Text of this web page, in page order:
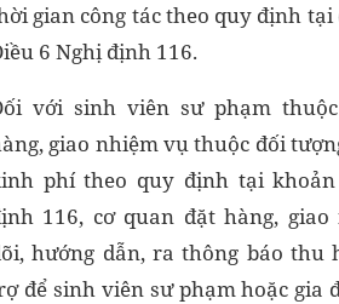
gian công tác theo quy định tại
6 Nghị định 116.
với sinh viên sư phạm
giao nhiệm vụ thuộc đối
phí theo quy định tại
116, cơ quan đặt hàng,
hướng dẫn, ra thông báo thu
để sinh viên sư phạm hoặc